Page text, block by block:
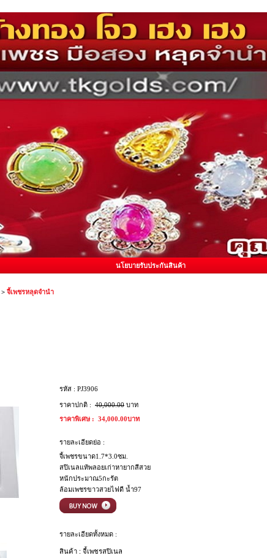
นโยบายรับประกันสินค้า
> จี้เพชรหลุดจำนำ
รหัส : PJ3906
ราคาปกติ : 40,000.00 บาท
ราคาพิเศษ : 34,000.00บาท
รายละเอียดย่อ :
จี้เพชรขนาด1.7*3.0ซม.
สปิเนลแท้พลอยเก่าหายากสีสวย
หนักประมาณ5กะรัต
ล้อมเพชรขาวสวยไฟดี น้ำ97
รายละเอียดทั้งหมด :
สินค้า : จี้เพชรสปิเนล